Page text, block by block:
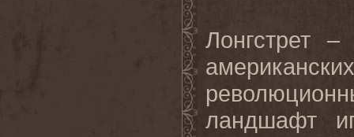
Лонгстрет
американских
ландшафт